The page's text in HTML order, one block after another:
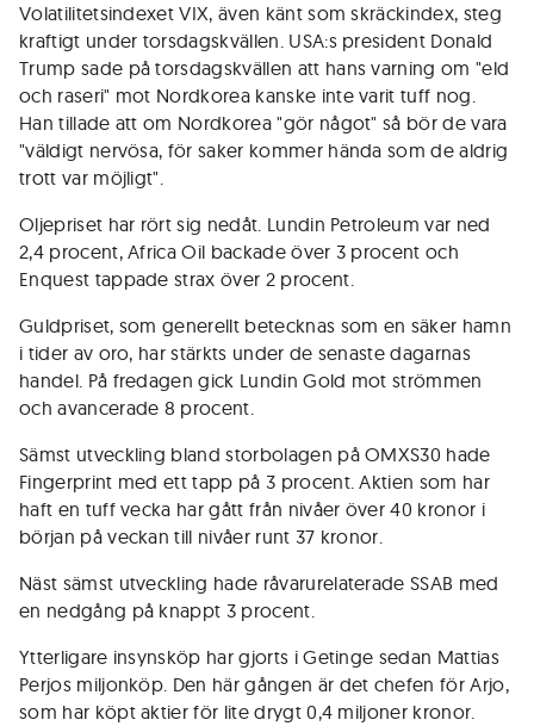
Volatilitetsindexet VIX, även känt som skräckindex, steg
kraftigt under torsdagskvällen. USA:s president Donald
Trump sade på torsdagskvällen att hans varning om "eld
och raseri" mot Nordkorea kanske inte varit tuff nog.
Han tillade att om Nordkorea "gör något" så bör de vara
"väldigt nervösa, för saker kommer hända som de aldrig
trott var möjligt".
Oljepriset har rört sig nedåt. Lundin Petroleum var ned
2,4 procent, Africa Oil backade över 3 procent och
Enquest tappade strax över 2 procent.
Guldpriset, som generellt betecknas som en säker hamn
i tider av oro, har stärkts under de senaste dagarnas
handel. På fredagen gick Lundin Gold mot strömmen
och avancerade 8 procent.
Sämst utveckling bland storbolagen på OMXS30 hade
Fingerprint med ett tapp på 3 procent. Aktien som har
haft en tuff vecka har gått från nivåer över 40 kronor i
början på veckan till nivåer runt 37 kronor.
Näst sämst utveckling hade råvarurelaterade SSAB med
en nedgång på knappt 3 procent.
Ytterligare insynsköp har gjorts i Getinge sedan Mattias
Perjos miljonköp. Den här gången är det chefen för Arjo,
som har köpt aktier för lite drygt 0,4 miljoner kronor.